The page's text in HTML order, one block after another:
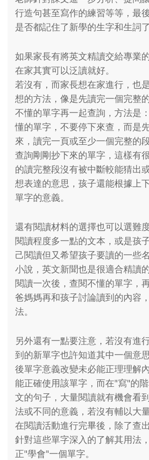
行造句甚至寫作的練習等等，最
是否都記住了新學的生字和生詞了
如果家長有將英文精讀交給專業
在家其實可以泛讀就好。
若沒有，而家長想在家進行，也
想的方法，像是先讀完一個完整
不懂的單字再一起查詢，方法是
懂的單字，不要停下來查，而是
來，讀完一頁或至少一個完整的
查詢剛剛抄下來的單字，這樣有
的讀完整段沒有被中斷較能猜出
想表達的意思，孩子還能根據上
單字的意義。
還有閱讀材料的選擇也可以選難
閱讀程度多一點的文本，或是孩
己閱讀但又希望孩子要讀的一些
小說，英文新聞也是很適合精讀
閱讀一次後，查閱不懂的單字，
爸媽媽再和孩子討論讀到的內容
法。
另外還有一點要注意，若沒有進
到的新單字也許知道其中一個意
後單字意義改變未必能正理理解
能正確使用該單字，而在"寫"的
文的句子，大量閱讀就有機會看
法或不同的意義，若沒有輔以大
在閱讀活動進行完畢後，除了查
針對這些單字深入的了解其用法
正"學會"一個單字。